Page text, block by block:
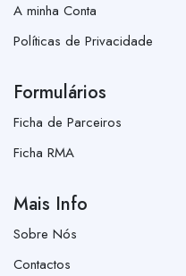
A minha Conta
Políticas de Privacidade
Formulários
Ficha de Parceiros
Ficha RMA
Mais Info
Sobre Nós
Contactos